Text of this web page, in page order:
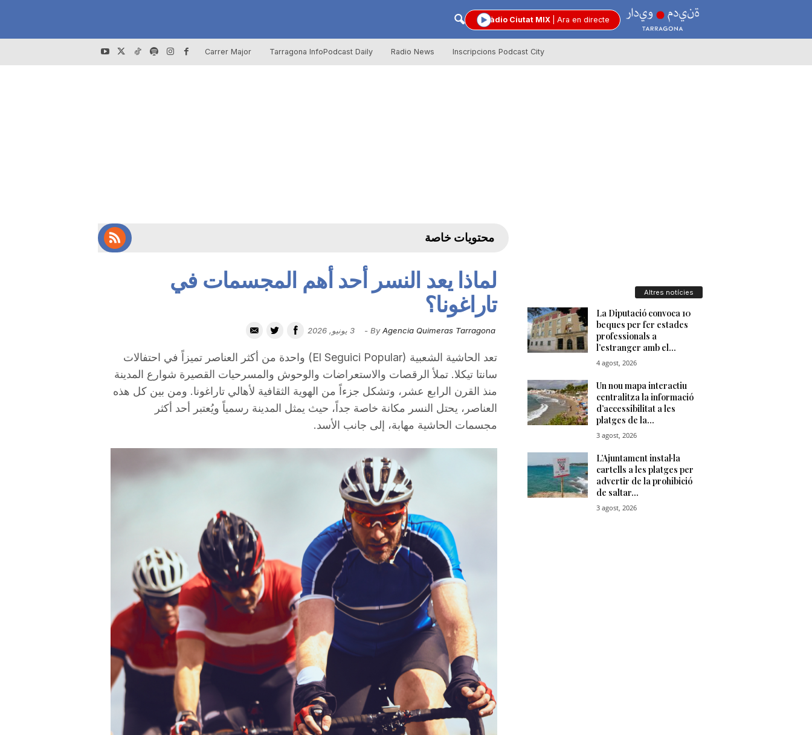
R
t
a
t
e
Ara en directe
Ràdio Ciutat MIX
Carrer Major Tarragona InfoPodcast Daily Radio News Inscripcions Podcast City
محتويات خاصة
لماذا يعد النسر أحد أهم المجسمات في
تاراغونا؟
By Agencia Quimeras Tarragona
- 3 يونيو, 2026
تعد الحاشية الشعبية (El Seguici Popular) واحدة من أكثر العناصر تميزاً في احتفالات
سانتا تيكلا. تملأ الرقصات والاستعراضات والوحوش والمسرحيات القصيرة شوارع المدينة
منذ القرن الرابع عشر، وتشكل جزءاً من الهوية الثقافية لأهالي تاراغونا. ومن بين كل هذه
العناصر، يحتل النسر مكانة خاصة جداً، حيث يمثل المدينة رسمياً ويُعتبر أحد أكثر
مجسمات الحاشية مهابة، إلى جانب الأسد.
Altres notícies